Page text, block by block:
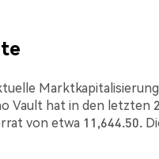
Vault hat in den letzten
von etwa 11,644.50.